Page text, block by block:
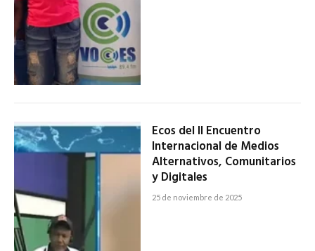
Ecos del II Encuentro
Internacional de Medios
Alternativos, Comunitarios
y Digitales
25 de noviembre de 2025